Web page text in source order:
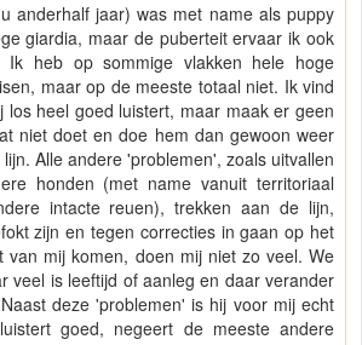
anderhalf jaar) was met name als puppy
giardia, maar de puberteit ervaar ik ook
Ik heb op sommige vlakken hele hoge
maar op de meeste totaal niet. Ik vind
los heel goed luistert, maar maak er geen
niet doet en doe hem dan gewoon weer
Alle andere 'problemen', zoals uitvallen
honden (met name vanuit territoriaal
intacte reuen), trekken aan de lijn,
zijn en tegen correcties in gaan op het
van mij komen, doen mij niet zo veel. We
veel is leeftijd of aanleg en daar verander
deze 'problemen' is hij voor mij echt
goed, negeert de meeste andere